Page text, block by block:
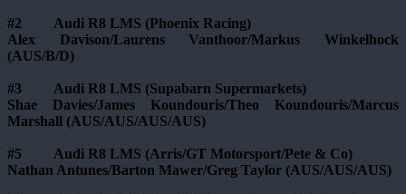
#2 Audi R8 LMS (Phoenix Racing)
Alex Davison/Laurens Vanthoor/Markus Winkelhock
(AUS/B/D)
#3 Audi R8 LMS (Supabarn Supermarkets)
Shae Davies/James Koundouris/Theo Koundouris/Marcus
Marshall (AUS/AUS/AUS/AUS)
#5 Audi R8 LMS (Arris/GT Motorsport/Pete & Co)
Nathan Antunes/Barton Mawer/Greg Taylor (AUS/AUS/AUS)